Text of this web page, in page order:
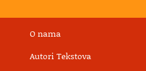
O nama
Autori Tekstova